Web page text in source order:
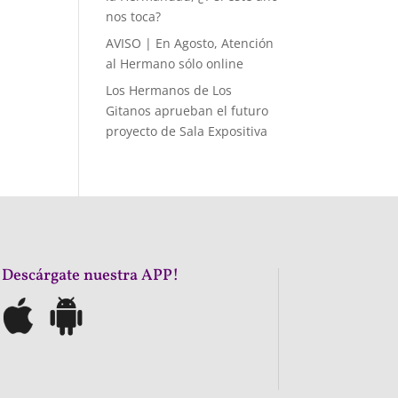
nos toca?
AVISO | En Agosto, Atención
al Hermano sólo online
Los Hermanos de Los
Gitanos aprueban el futuro
proyecto de Sala Expositiva
nuestra APP!